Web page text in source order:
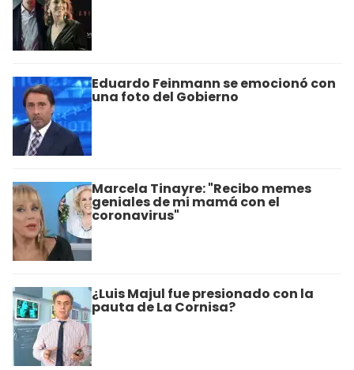
Eduardo Feinmann se emocionó con
una foto del Gobierno
Marcela Tinayre: "Recibo memes
geniales de mi mamá con el
coronavirus"
¿Luis Majul fue presionado con la
pauta de La Cornisa?